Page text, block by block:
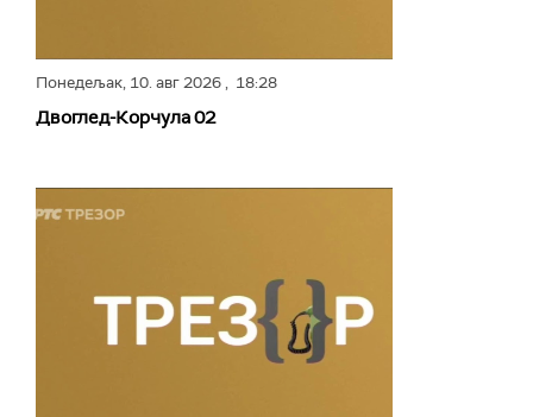
Понедељак, 10. авг 2026, 18:28
Двоглед-Корчула 02